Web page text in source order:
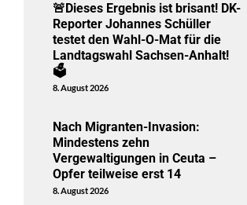
🚨Dieses Ergebnis ist brisant! DK-
Reporter Johannes Schüller
testet den Wahl-O-Mat für die
Landtagswahl Sachsen-Anhalt!
🗳️
8. August 2026
Nach Migranten-Invasion:
Mindestens zehn
Vergewaltigungen in Ceuta –
Opfer teilweise erst 14
8. August 2026